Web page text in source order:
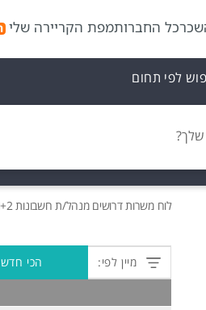
שכרכל החברותמפת הקריירה שלי
לפי תחום
לוח משרותדרושים מנהל/ת חשבונות 1+2 בנשר, לחיפוש זה נמצאו
מיין לפי: הכי חדש